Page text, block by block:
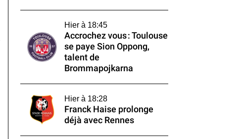
Hier à 18:45
Accrochez vous : Toulouse
se paye Sion Oppong,
talent de
Brommapojkarna
Hier à 18:28
Franck Haise prolonge
déjà avec Rennes